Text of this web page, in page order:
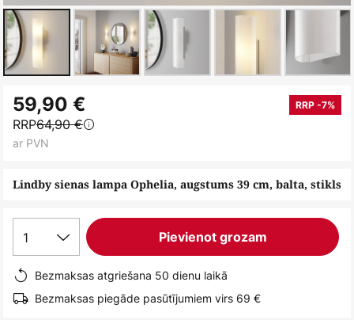
uz
galerijas
sākumu
Lindby sienas lampa Ophelia, augstums 39 cm, balta, stikls
59,90 € RRP -7%
RRP64,90 €
ar PVN
1 Pievienot grozam
Bezmaksas atgriešana 50 dienu laikā
Bezmaksas piegāde pasūtījumiem virs 69 €